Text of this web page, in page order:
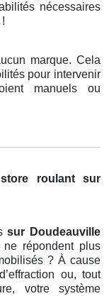
nécessaires
marque. Cela
pour intervenir
manuels ou
roulant
sur
sur Doudeauville
ne répondent plus
? À cause
ou, tout
votre système